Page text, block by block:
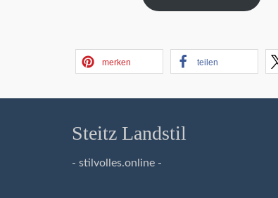
merken teilen
Steitz Landstil
- stilvolles.online -